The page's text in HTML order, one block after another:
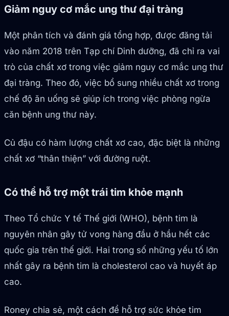
Giảm nguy cơ mắc ung thư đại tràng
Một phân tích và đánh giá tổng hợp, được đăng tải
vào năm 2018 trên Tạp chí Dinh dưỡng, đã chỉ ra vai
trò của chất xơ trong việc giảm nguy cơ mắc ung thư
đại tràng. Theo đó, việc bổ sung nhiều chất xơ trong
chế độ ăn uống sẽ giúp ích trong việc phòng ngừa
căn bệnh ung thư này.
Củ đậu có hàm lượng chất xơ cao, đặc biệt là những
chất xơ “thân thiện” với đường ruột.
Có thể hỗ trợ một trái tim khỏe mạnh
Theo Tổ chức Y tế Thế giới (WHO), bệnh tim là
nguyên nhân gây tử vong hàng đầu ở hầu hết các
quốc gia trên thế giới. Hai trong số những yếu tố lớn
nhất gây ra bệnh tim là cholesterol cao và huyết áp
cao.
Roney chia sẻ, một cách để hỗ trợ sức khỏe tim